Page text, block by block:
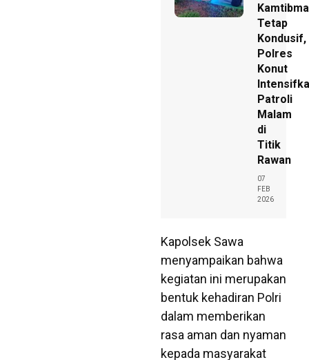
Tetap
Kondusif,
Polres
Konut
Patroli
Malam
di
Titik
Rawan
07
FEB
2026
Kapolsek Sawa
menyampaikan bahwa
kegiatan ini merupakan
bentuk kehadiran Polri
dalam memberikan
rasa aman dan nyaman
kepada masyarakat